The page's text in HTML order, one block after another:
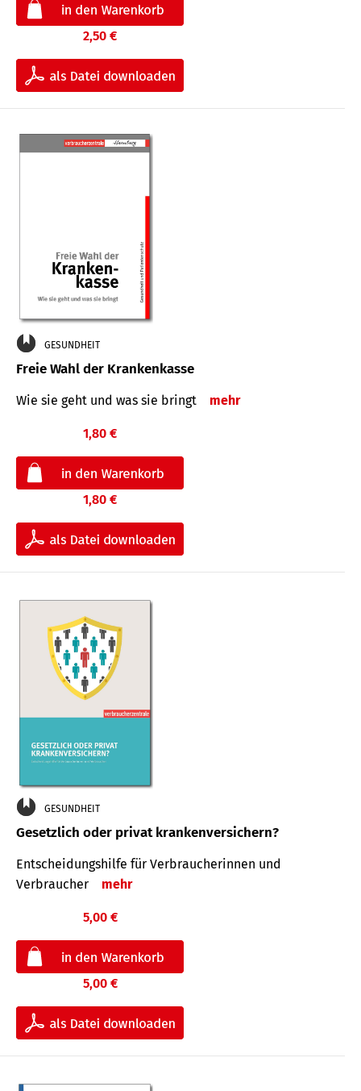
2,50 €
GESUNDHEIT
Freie Wahl der Krankenkasse
Wie sie geht und was sie bringt mehr
1,80 €
1,80 €
GESUNDHEIT
Gesetzlich oder privat krankenversichern?
Entscheidungshilfe für Verbraucherinnen und
Verbraucher
mehr
5,00 €
5,00 €